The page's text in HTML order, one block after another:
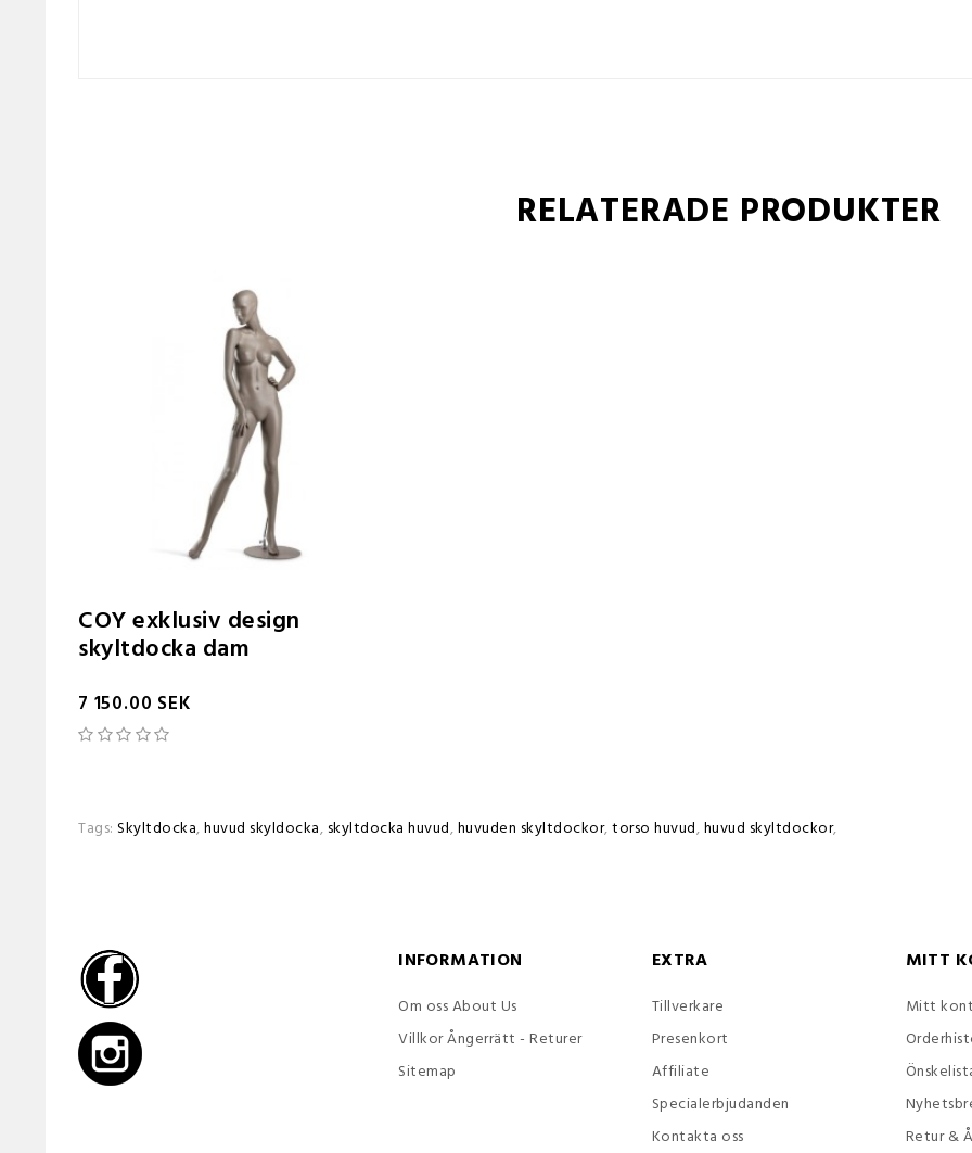
RELATERADE PRODUKTER
COY exklusiv design
skyltdocka dam
7 150.00 SEK
Tags: Skyltdocka,huvud skyldocka, skyltdocka huvud,huvuden skyltdockor,torso huvud,huvud skyltdockor,
INFORMATION
Om oss About Us
Villkor Ångerrätt - Returer
Sitemap
EXTRA
Tillverkare
Presenkort
Affiliate
Specialerbjudanden
Kontakta oss
MITT
Mitt
Retur &